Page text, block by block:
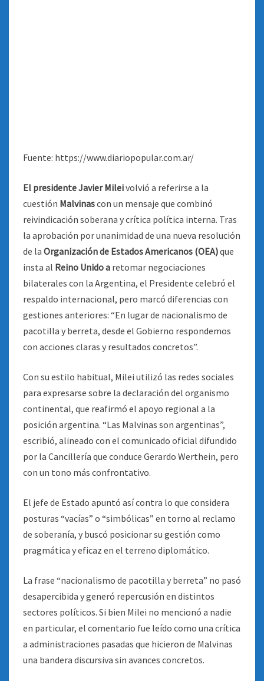
Fuente: https://www.diariopopular.com.ar/
El presidente Javier Mileivolvió a referirse a la
cuestión Malvinascon un mensaje que combinó
reivindicación soberana y crítica política interna. Tras
la aprobación por unanimidad de una nueva resolución
de la Organización de Estados Americanos (OEA)que
insta al Reino Unido a retomar negociaciones
bilaterales con la Argentina, el Presidente celebró el
respaldo internacional, pero marcó diferencias con
gestiones anteriores: “En lugar de nacionalismo de
pacotilla y berreta, desde el Gobierno respondemos
con acciones claras y resultados concretos”.
Con su estilo habitual, Milei utilizó las redes sociales
para expresarse sobre la declaración del organismo
continental, que reafirmó el apoyo regional a la
posición argentina. “Las Malvinas son argentinas”,
escribió, alineado con el comunicado oficial difundido
por la Cancillería que conduce Gerardo Werthein, pero
con un tono más confrontativo.
El jefe de Estado apuntó así contra lo que considera
posturas “vacías” o “simbólicas” en torno al reclamo
de soberanía, y buscó posicionar su gestión como
pragmática y eficaz en el terreno diplomático.
La frase “nacionalismo de pacotilla y berreta” no pasó
desapercibida y generó repercusión en distintos
sectores políticos. Si bien Milei no mencionó a nadie
en particular, el comentario fue leído como una crítica
a administraciones pasadas que hicieron de Malvinas
una bandera discursiva sin avances concretos.